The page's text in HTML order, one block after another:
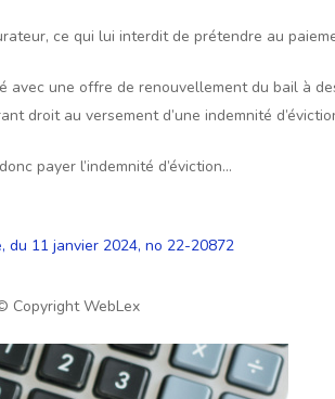
ce qui lui interdit de prétendre au
avec une offre de renouvellement du bail à
droit au versement d’une indemnité
payer l’indemnité d’éviction…
du 11 janvier 2024, no 22-20872
Copyright WebLex